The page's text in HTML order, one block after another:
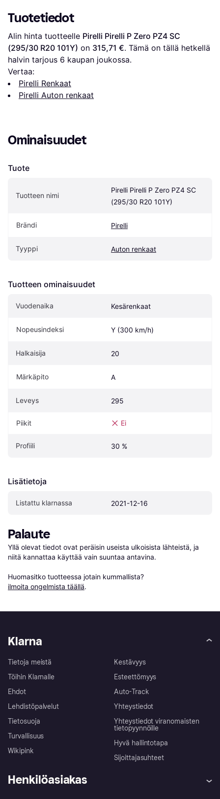
Tuotetiedot
Alin hinta tuotteelle Pirelli Pirelli P Zero PZ4 SC
(295/30 R20 101Y) on 315,71 €. Tämä on tällä hetkellä
halvin tarjous 6 kaupan joukossa.
Vertaa:
Pirelli Renkaat
Pirelli Auton renkaat
Ominaisuudet
Tuote
Tuotteen nimi
Pirelli Pirelli P Zero PZ4 SC
(295/30 R20 101Y)
Brändi Pirelli
Tyyppi Auton renkaat
Tuotteen ominaisuudet
Vuodenaika Kesärenkaat
Nopeusindeksi Y (300 km/h)
Halkaisija 20
Märkäpito A
Leveys 295
Piikit Ei
Profiili 30 %
Lisätietoja
Listattu klarnassa 2021-12-16
Palaute
Yllä olevat tiedot ovat peräisin useista ulkoisista lähteistä, ja
niitä kannattaa käyttää vain suuntaa antavina.
Huomasitko tuotteessa jotain kummallista?
ilmoita ongelmista täällä.
Klarna
Tietoja meistä
Töihin Klarnalle
Ehdot
Lehdistöpalvelut
Tietosuoja
Turvallisuus
Wikipink
Kestävyys
Esteettömyys
Auto-Track
Yhteystiedot
Yhteystiedot viranomaisten
tietopyynnöille
Hyvä hallintotapa
Sijoittajasuhteet
Henkilöasiakas